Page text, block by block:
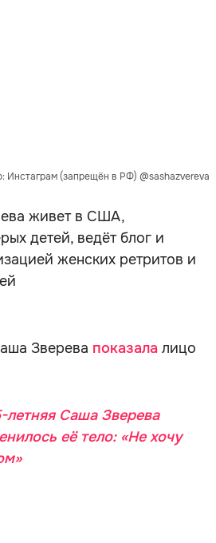
Инстаграм (запрещён в РФ) @sashazvereva
живет в США,
детей, ведёт блог и
женских ретритов и
Зверева показала лицо
летняя Саша Зверева
её тело: «Не хочу